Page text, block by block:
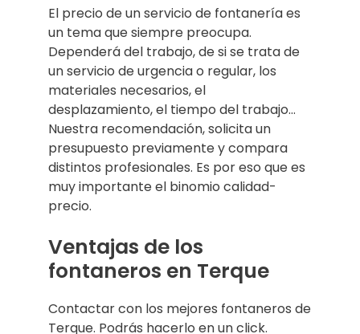
El precio de un servicio de fontanería es
un tema que siempre preocupa.
Dependerá del trabajo, de si se trata de
un servicio de urgencia o regular, los
materiales necesarios, el
desplazamiento, el tiempo del trabajo…
Nuestra recomendación, solicita un
presupuesto previamente y compara
distintos profesionales. Es por eso que es
muy importante el binomio calidad-
precio.
Ventajas de los
fontaneros en Terque
Contactar con los mejores fontaneros de
Terque. Podrás hacerlo en un click.